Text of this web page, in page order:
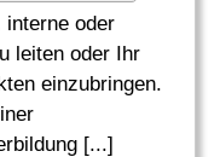
oder
leiten oder Ihr
einzubringen.
[...]